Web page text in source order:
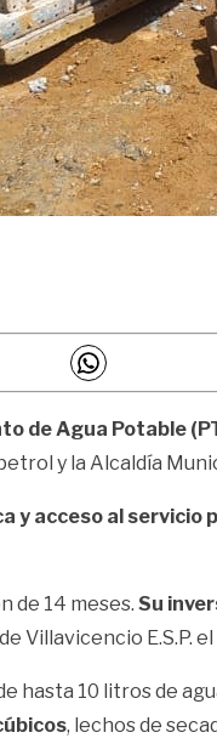
de Agua Potable
y la Alcaldía
y acceso al servicio
de 14 meses. Su
Villavicencio E.S.P.
hasta 10 litros de
, lechos de